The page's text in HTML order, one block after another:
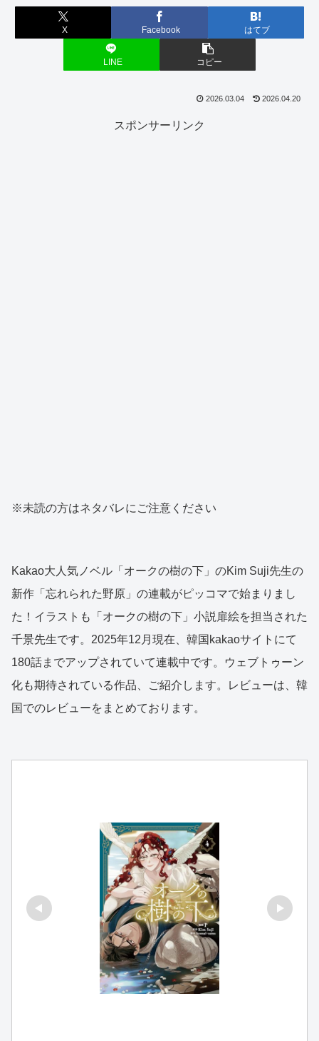
X Facebook はてブ
LINE コピー
2026.03.04 2026.04.20
スポンサーリンク
※未読の方はネタバレにご注意ください
Kakao大人気ノベル「オークの樹の下」のKim Suji先生の
新作「忘れられた野原」の連載がピッコマで始まりまし
た！イラストも「オークの樹の下」小説扉絵を担当された
千景先生です。2025年12月現在、韓国kakaoサイトにて
180話までアップされていて連載中です。ウェブトゥーン
化も期待されている作品、ご紹介します。レビューは、韓
国でのレビューをまとめております。